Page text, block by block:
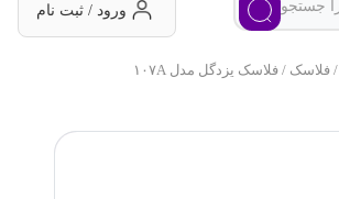
ورود / ثبت نام
فلاسک/ فلاسک یزدگل مدل ۱۰۷A